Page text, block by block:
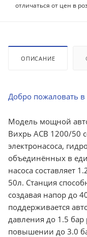
отличаться от цен в
ОПИСАНИЕ
Добро пожаловать
Модель мощной
Вихрь АСВ 1200/50
электронасоса,
объединённых в
насоса составляет
50л. Станция
создавая напор до
поддерживается
давления до 1.5 бар
повышении до 3.0